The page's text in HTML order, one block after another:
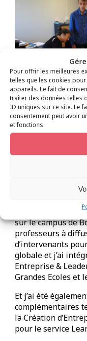
Pour offrir les meilleures
telles que les cookies
appareils. Le fait de
traiter des données telles
ID uniques sur ce site. Le
consentement peut avoir
et fonctions.
Pendant cette
bilan de
l’animation et la
L’animation et la
missions qui
Ecole de
et dans le cadre
sur le campus de
professeurs à
d’intervenants
globale et j’ai
Entreprise &
Grandes Ecoles et
Et j’ai été
complémentaires
la Création
pour le service